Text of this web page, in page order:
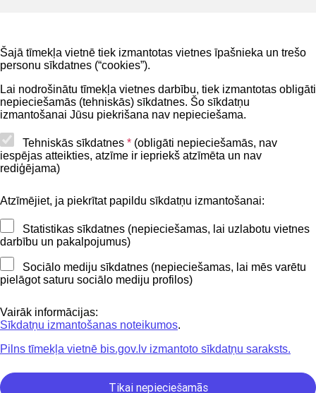
Šajā tīmekļa vietnē tiek izmantotas vietnes īpašnieka un trešo
personu sīkdatnes (“cookies”).
Lai nodrošinātu tīmekļa vietnes darbību, tiek izmantotas obligāti
nepieciešamās (tehniskās) sīkdatnes. Šo sīkdatņu
izmantošanai Jūsu piekrišana nav nepieciešama.
Tehniskās sīkdatnes * (obligāti nepieciešamās, nav
iespējas atteikties, atzīme ir iepriekš atzīmēta un nav
rediģējama)
Atzīmējiet, ja piekrītat papildu sīkdatņu izmantošanai:
Statistikas sīkdatnes (nepieciešamas, lai uzlabotu vietnes
darbību un pakalpojumus)
Sociālo mediju sīkdatnes (nepieciešamas, lai mēs varētu
pielāgot saturu sociālo mediju profilos)
Vairāk informācijas:
Sīkdatņu izmantošanas noteikumos.
Pilns tīmekļa vietnē bis.gov.lv izmantoto sīkdatņu saraksts.
Tikai nepieciešamās
Privātuma politika
Lapas karte
Piekļūstamības paziņojums
Kontakti
BIS atbalsta dienesta tālrunis:
Sekojiet mums
Lejupielādejiet